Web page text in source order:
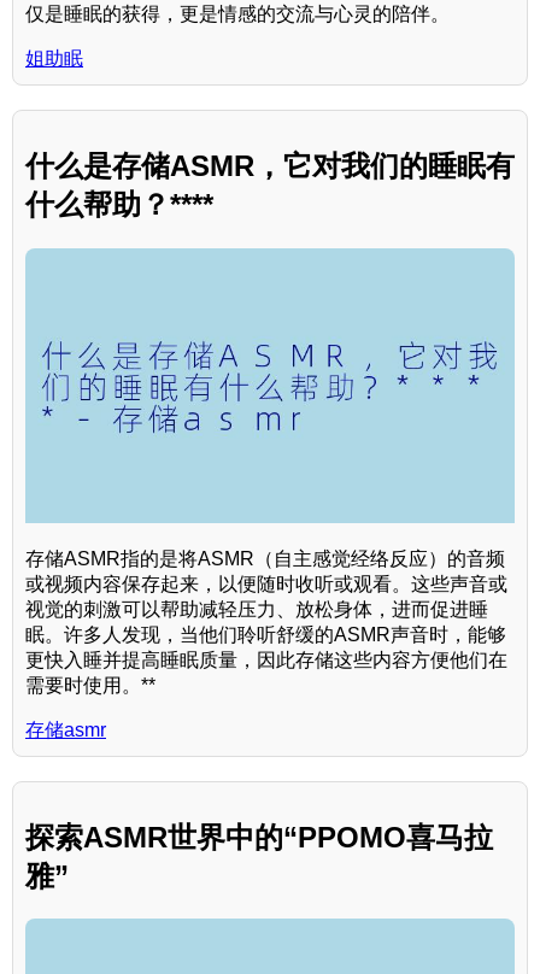
仅是睡眠的获得，更是情感的交流与心灵的陪伴。
姐助眠
什么是存储ASMR，它对我们的睡眠有
什么帮助？****
存储ASMR指的是将ASMR（自主感觉经络反应）的音频
或视频内容保存起来，以便随时收听或观看。这些声音或
视觉的刺激可以帮助减轻压力、放松身体，进而促进睡
眠。许多人发现，当他们聆听舒缓的ASMR声音时，能够
更快入睡并提高睡眠质量，因此存储这些内容方便他们在
需要时使用。**
存储asmr
探索ASMR世界中的“PPOMO喜马拉
雅”